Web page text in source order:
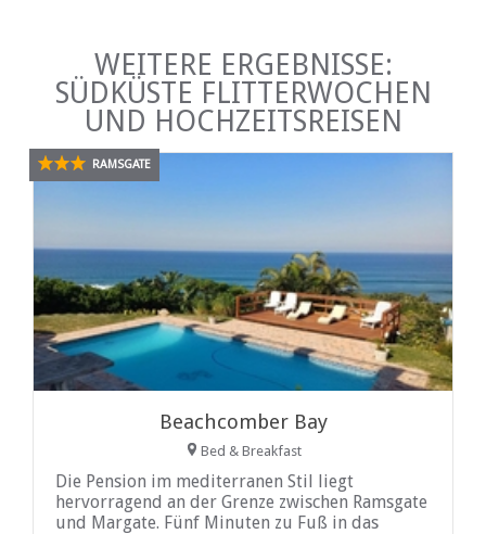
WEITERE ERGEBNISSE:
SÜDKÜSTE FLITTERWOCHEN
UND HOCHZEITSREISEN
RAMSGATE
Beachcomber Bay
Bed & Breakfast
Die Pension im mediterranen Stil liegt
hervorragend an der Grenze zwischen Ramsgate
und Margate. Fünf Minuten zu Fuß in das